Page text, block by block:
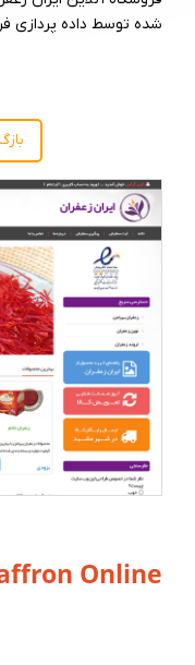
شده توسط داده پردازی
Online